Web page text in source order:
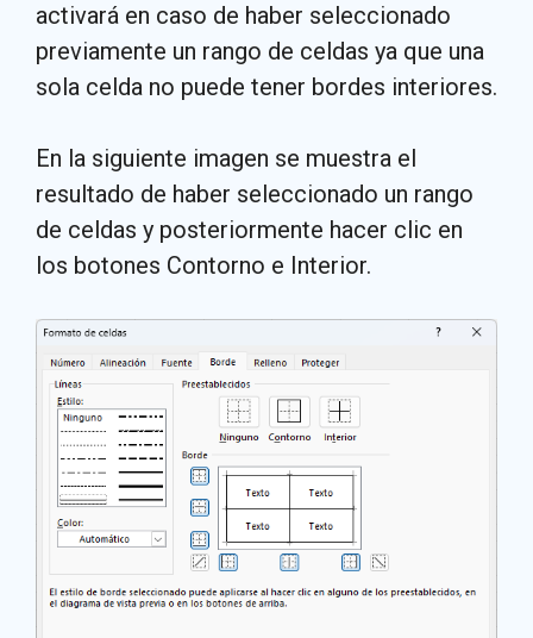
activará en caso de haber seleccionado
previamente un rango de celdas ya que una
sola celda no puede tener bordes interiores.
En la siguiente imagen se muestra el
resultado de haber seleccionado un rango
de celdas y posteriormente hacer clic en
los botones Contorno e Interior.